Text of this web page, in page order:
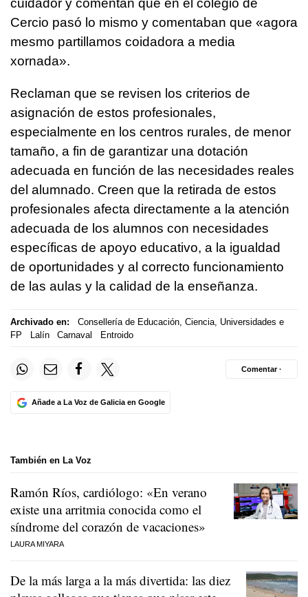
cuidador y comentan que en el colegio de
Cercio pasó lo mismo y comentaban que «agora
mesmo partillamos coidadora a media
xornada».
Reclaman que se revisen los criterios de
asignación de estos profesionales,
especialmente en los centros rurales, de menor
tamaño, a fin de garantizar una dotación
adecuada en función de las necesidades reales
del alumnado. Creen que la retirada de estos
profesionales afecta directamente a la atención
adecuada de los alumnos con necesidades
específicas de apoyo educativo, a la igualdad
de oportunidades y al correcto funcionamiento
de las aulas y la calidad de la enseñanza.
Archivado en:
Consellería de Educación, Ciencia, Universidades e
FP
Lalín Carnaval Entroido
Añade a La Voz de Galicia en Google
Comentar ·
También en La Voz
Ramón Ríos, cardiólogo: «En verano
existe una arritmia conocida como el
síndrome del corazón de vacaciones»
LAURA MIYARA
De la más larga a la más divertida: las diez